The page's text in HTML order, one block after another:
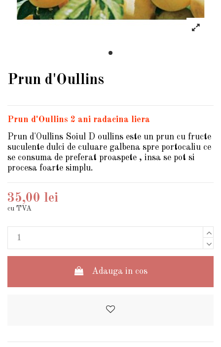
Prun d'Oullins
Prun d'Oullins 2 ani radacina liera
Prun d'Oullins Soiul D oullins este un prun cu fructe
suculente dulci de culuare galbena spre portocaliu ce
se consuma de preferat proaspete , insa se pot si
procesa foarte simplu.
35,00 lei
cu TVA
Adauga in cos